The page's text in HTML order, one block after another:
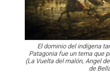
El dominio del indígena
Patagonia fue un tema que
(La Vuelta del malón, Angel
de